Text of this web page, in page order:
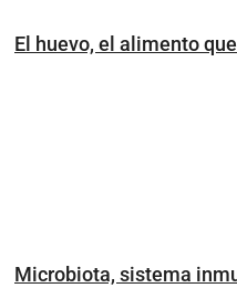
El huevo, el alimento
Microbiota, sistema